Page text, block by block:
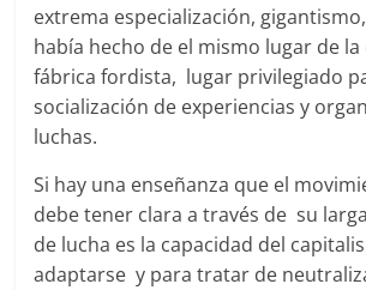
extrema especialización,
había hecho de el mismo lugar de
fábrica fordista, lugar privilegiado
socialización de experiencias y
luchas.
Si hay una enseñanza que el
debe tener clara a través de su
de lucha es la capacidad del
adaptarse y para tratar de